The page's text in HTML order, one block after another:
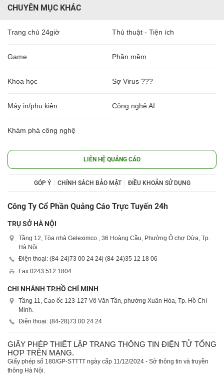
CHUYÊN MỤC KHÁC
Trang chủ 24giờ Thủ thuật - Tiện ích
Game Phần mềm
Khoa học Sợ Virus ???
Máy in/phụ kiện Công nghệ AI
Khám phá công nghệ
LIÊN HỆ QUẢNG CÁO
GÓP Ý CHÍNH SÁCH BẢO MẬT ĐIỀU KHOẢN SỬ DỤNG
Công Ty Cổ Phần Quảng Cáo Trực Tuyến 24h
TRỤ SỞ HÀ NỘI
Tầng 12, Tòa nhà Geleximco , 36 Hoàng Cầu, Phường Ô chợ Dừa, Tp.
Hà Nội
Điện thoại: (84-24)73 00 24 24| (84-24)35 12 18 06
Fax:0243 512 1804
CHI NHÁNH TP.HỒ CHÍ MINH
Tầng 11, Cao ốc 123-127 Võ Văn Tần, phường Xuân Hòa, Tp. Hồ Chí
Minh.
Điện thoại: (84-28)73 00 24 24
GIẤY PHÉP THIẾT LẬP TRANG THÔNG TIN ĐIỆN TỬ TỔNG
HỢP TRÊN MẠNG.
Giấy phép số 180/GP-STTTT ngày cấp 11/12/2024 - Sở thông tin và truyền
thông Hà Nội.